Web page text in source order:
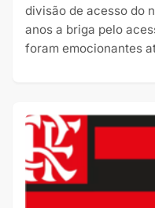
divisão de acesso do
anos a briga pelo
foram emocionantes